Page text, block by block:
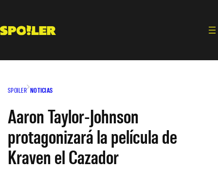
contenido
SPOILER NOTICIAS
Aaron Taylor-Johnson
protagonizará la película de
Kraven el Cazador